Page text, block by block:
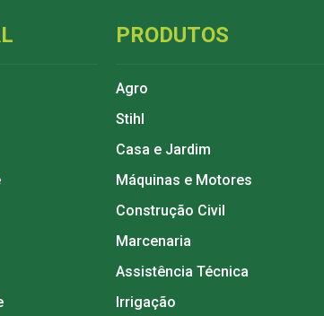
PRODUTOS
Agro
Stihl
Casa e Jardim
Máquinas e Motores
Construção Civil
Marcenaria
Assistência Técnica
Irrigação